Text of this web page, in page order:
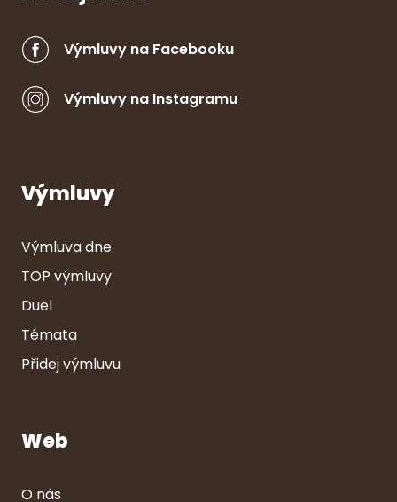
Výmluvy na Facebooku
Výmluvy na Instagramu
Výmluvy
Výmluva dne
TOP výmluvy
Duel
Témata
Přidej výmluvu
Web
O nás